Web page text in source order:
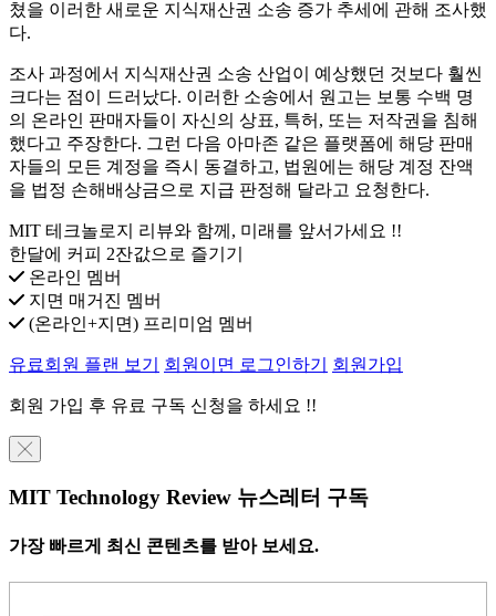
쳤을 이러한 새로운 지식재산권 소송 증가 추세에 관해 조사했
다.
조사 과정에서 지식재산권 소송 산업이 예상했던 것보다 훨씬
크다는 점이 드러났다. 이러한 소송에서 원고는 보통 수백 명
의 온라인 판매자들이 자신의 상표, 특허, 또는 저작권을 침해
했다고 주장한다. 그런 다음 아마존 같은 플랫폼에 해당 판매
자들의 모든 계정을 즉시 동결하고, 법원에는 해당 계정 잔액
을 법정 손해배상금으로 지급 판정해 달라고 요청한다.
MIT 테크놀로지 리뷰와 함께, 미래를 앞서가세요 !!
한달에 커피 2잔값으로 즐기기
온라인 멤버
지면 매거진 멤버
(온라인+지면) 프리미엄 멤버
유료회원 플랜 보기 회원이면 로그인하기 회원가입
회원 가입 후 유료 구독 신청을 하세요 !!
╳
MIT Technology Review 뉴스레터 구독
가장 빠르게 최신 콘텐츠를 받아 보세요.